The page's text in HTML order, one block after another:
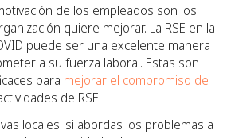
de los empleados son los
quiere mejorar. La RSE en la
puede ser una excelente manera
a su fuerza laboral. Estas son
para mejorar el compromiso de
de RSE:
locales: si abordas los problemas a